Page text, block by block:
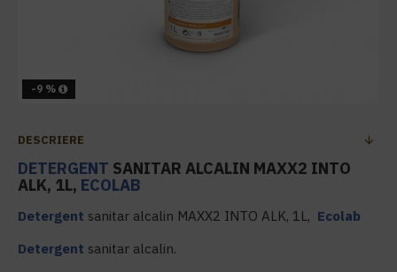
-9 %
DESCRIERE
DETERGENT SANITAR ALCALIN MAXX2 INTO
ALK, 1L, ECOLAB
Detergent sanitar alcalin MAXX2 INTO ALK, 1L, Ecolab
Detergent sanitar alcalin.